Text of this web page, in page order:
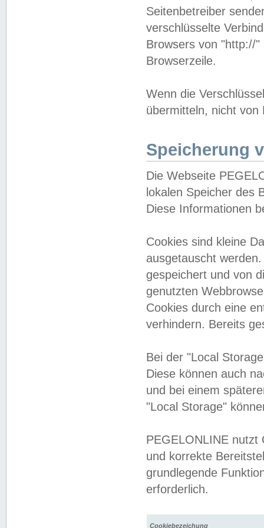
Seitenbetreiber
verschlüsselte
Browsers von "http://
Browserzeile.
Wenn die
übermitteln, nicht von
Speicherung
Die Webseite
lokalen Speicher des
Diese Informationen
Cookies sind kleine
ausgetauscht
gespeichert und von
genutzten
Cookies durch eine
verhindern. Bereits
Bei der "Local
Diese können auch
und bei einem
"Local Storage"
PEGELONLINE nutzt
und korrekte
grundlegende
erforderlich.
Cookiebezeichung